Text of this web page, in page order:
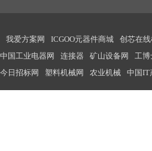
我爱方案网 ICGOO元器件商城 创芯在线
中国工业电器网
连接器 矿山设备网 工博
今日招标网
塑料机械网 农业机械 中国IT